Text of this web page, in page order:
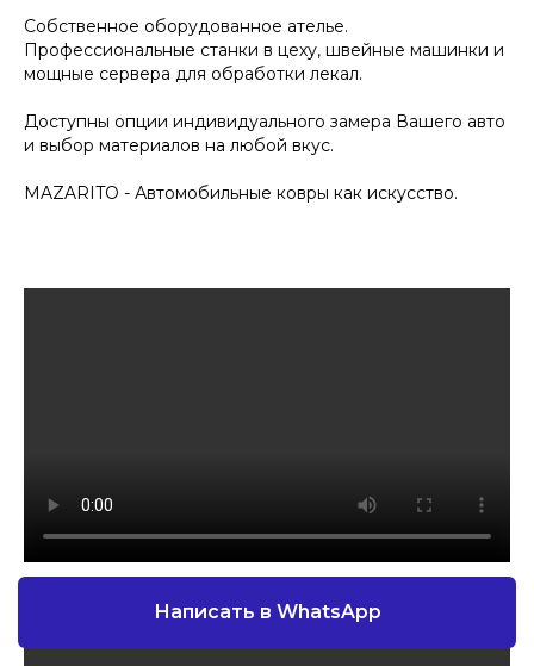
Написать в WhatsApp
Собственное оборудованное ателье.
Профессиональные станки в цеху, швейные машинки и
мощные сервера для обработки лекал.
Доступны опции индивидуального замера Вашего авто
и выбор материалов на любой вкус.
MAZARITO - Автомобильные ковры как искусство.